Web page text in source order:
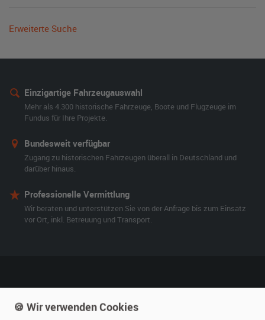
Erweiterte Suche
Einzigartige Fahrzeugauswahl
Mehr als 4.300 historische Fahrzeuge, Boote und Flugzeuge im
Fundus für Ihre Projekte.
Bundesweit verfügbar
Zugang zu historischen Fahrzeugen überall in Deutschland und
darüber hinaus.
Professionelle Vermittlung
Wir beraten und unterstützen Sie von der Anfrage bis zum Einsatz
vor Ort, inkl. Betreuung und Transport.
🍪 Wir verwenden Cookies